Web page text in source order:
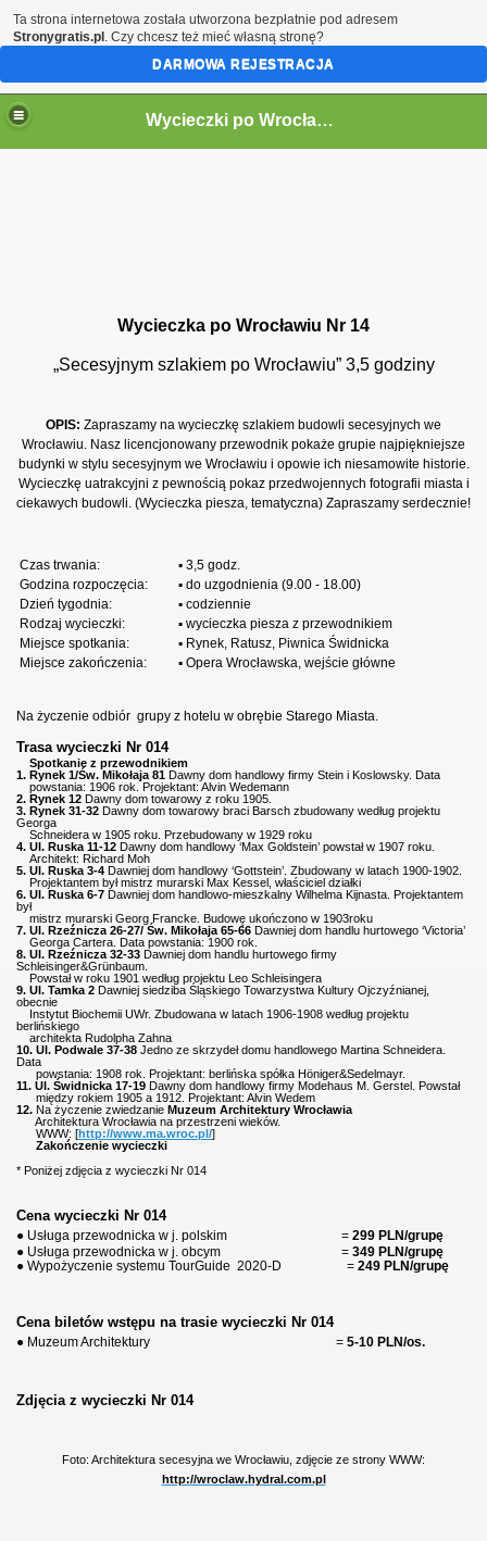
Wycieczki po Wrocławiu
Wycieczka po Wrocławiu Nr 14
„Secesyjnym szlakiem po Wrocławiu” 3,5 godziny
OPIS: Zapraszamy na wycieczkę szlakiem budowli secesyjnych we
Wrocławiu. Nasz licencjonowany przewodnik pokaże grupie najpiękniejsze
budynki w stylu secesyjnym we Wrocławiu i opowie ich niesamowite historie.
Wycieczkę uatrakcyjni z pewnością pokaz przedwojennych fotografii miasta i
ciekawych budowli. (Wycieczka piesza, tematyczna) Zapraszamy serdecznie!
Czas trwania:
Godzina rozpoczęcia:
Dzień tygodnia:
Rodzaj wycieczki:
Miejsce spotkania:
Miejsce zakończenia:
▪ 3,5 godz.
▪ do uzgodnienia (9.00 - 18.00)
▪ codziennie
▪ wycieczka piesza z przewodnikiem
▪ Rynek, Ratusz, Piwnica Świdnicka
▪ Opera Wrocławska, wejście główne
Na życzenie odbiór grupy z hotelu w obrębie Starego Miasta.
Trasa wycieczki Nr 014
Spotkanie z przewodnikiem
1. Rynek 1/Św. Mikołaja 81 Dawny dom handlowy firmy Stein i Koslowsky. Data
powstania: 1906 rok. Projektant: Alvin Wedemann
2. Rynek 12 Dawny dom towarowy z roku 1905.
3. Rynek 31-32 Dawny dom towarowy braci Barsch zbudowany według projektu
Georga
Schneidera w 1905 roku. Przebudowany w 1929 roku
4. Ul. Ruska 11-12 Dawny dom handlowy ‘Max Goldstein’ powstał w 1907 roku.
Architekt: Richard Moh
5. Ul. Ruska 3-4 Dawniej dom handlowy ‘Gottstein’. Zbudowany w latach 1900-1902.
Projektantem był mistrz murarski Max Kessel, właściciel działki
6. Ul. Ruska 6-7 Dawniej dom handlowo-mieszkalny Wilhelma Kijnasta. Projektantem
był
mistrz murarski Georg Francke. Budowę ukończono w 1903roku
7. Ul. Rzeźnicza 26-27/ Św. Mikołaja 65-66 Dawniej dom handlu hurtowego ‘Victoria’
Georga Cartera. Data powstania: 1900 rok.
8. Ul. Rzeźnicza 32-33 Dawniej dom handlu hurtowego firmy
Schleisinger&Grünbaum.
Powstał w roku 1901 według projektu Leo Schleisingera
9. Ul. Tamka 2 Dawniej siedziba Śląskiego Towarzystwa Kultury Ojczyźnianej,
obecnie
Instytut Biochemii UWr. Zbudowana w latach 1906-1908 według projektu
berlińskiego
architekta Rudolpha Zahna
10. Ul. Podwale 37-38 Jedno ze skrzydeł domu handlowego Martina Schneidera.
Data
powstania: 1908 rok. Projektant: berlińska spółka Höniger&Sedelmayr.
11. Ul. Świdnicka 17-19 Dawny dom handlowy firmy Modehaus M. Gerstel. Powstał
między rokiem 1905 a 1912. Projektant: Alvin Wedem
12. Na życzenie zwiedzanie Muzeum Architektury Wrocławia
Architektura Wrocławia na przestrzeni wieków.
WWW: [http://www.ma.wroc.pl/]
Zakończenie wycieczki
* Poniżej zdjęcia z wycieczki Nr 014
Cena wycieczki Nr 014
● Usługa przewodnicka w j. polskim = 299 PLN/grupę
● Usługa przewodnicka w j. obcym = 349 PLN/grupę
● Wypożyczenie systemu TourGuide 2020-D = 249 PLN/grupę
Cena biletów wstępu na trasie wycieczki Nr 014
● Muzeum Architektury = 5-10 PLN/os.
Zdjęcia z wycieczki Nr 014
Foto: Architektura secesyjna we Wrocławiu, zdjęcie ze strony WWW:
http://wroclaw.hydral.com.pl
Ta strona internetowa została utworzona bezpłatnie pod adresem
Stronygratis.pl . Czy chcesz też mieć własną stronę?
DARMOWA REJESTRACJA